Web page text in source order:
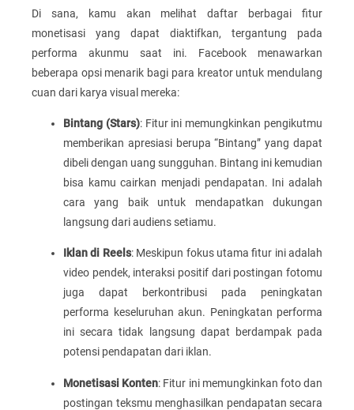
Di sana, kamu akan melihat daftar berbagai fitur
monetisasi yang dapat diaktifkan, tergantung pada
performa akunmu saat ini. Facebook menawarkan
beberapa opsi menarik bagi para kreator untuk mendulang
cuan dari karya visual mereka:
Bintang (Stars): Fitur ini memungkinkan pengikutmu
memberikan apresiasi berupa “Bintang” yang dapat
dibeli dengan uang sungguhan. Bintang ini kemudian
bisa kamu cairkan menjadi pendapatan. Ini adalah
cara yang baik untuk mendapatkan dukungan
langsung dari audiens setiamu.
Iklan di Reels: Meskipun fokus utama fitur ini adalah
video pendek, interaksi positif dari postingan fotomu
juga dapat berkontribusi pada peningkatan
performa keseluruhan akun. Peningkatan performa
ini secara tidak langsung dapat berdampak pada
potensi pendapatan dari iklan.
Monetisasi Konten: Fitur ini memungkinkan foto dan
postingan teksmu menghasilkan pendapatan secara